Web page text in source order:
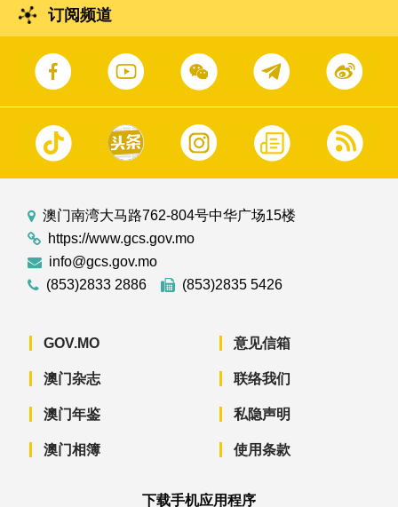
订阅频道
澳门南湾大马路762-804号中华广场15楼
https://www.gcs.gov.mo
info@gcs.gov.mo
(853)2833 2886
(853)2835 5426
GOV.MO
澳门杂志
澳门年鉴
澳门相簿
意见信箱
联络我们
私隐声明
使用条款
下载手机应用程序